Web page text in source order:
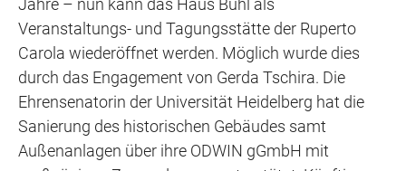
Jahre – nun kann das Haus Buhl als
Veranstaltungs- und Tagungsstätte der Ruperto
Carola wiederöffnet werden. Möglich wurde dies
durch das Engagement von Gerda Tschira. Die
Ehrensenatorin der Universität Heidelberg hat die
Sanierung des historischen Gebäudes samt
Außenanlagen über ihre ODWIN gGmbH mit